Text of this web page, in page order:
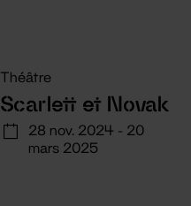
Théâtre
Scarlett et Novak
28 nov. 2024 - 20
mars 2025